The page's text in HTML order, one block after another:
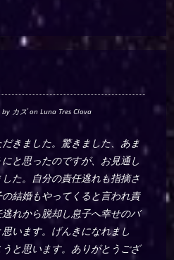
by カズonLuna Tres Clova
きました。驚きました、あま
と思ったのですが、お見通し
た。自分の責任逃れも指摘さ
結婚もやってくると言われ責
れから脱却し息子へ幸せのバ
います。げんきになれまし
と思います。ありがとうござ